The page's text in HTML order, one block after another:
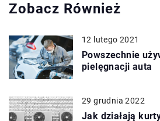
Zobacz Również
12 lutego 2021
Powszechnie
pielęgnacji auta
29 grudnia 2022
Jak działają